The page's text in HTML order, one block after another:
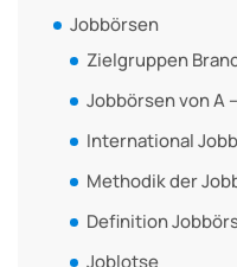
Jobbörsen
Zielgruppen
Jobbörsen von A
International
Methodik der
Definition
Joblotse